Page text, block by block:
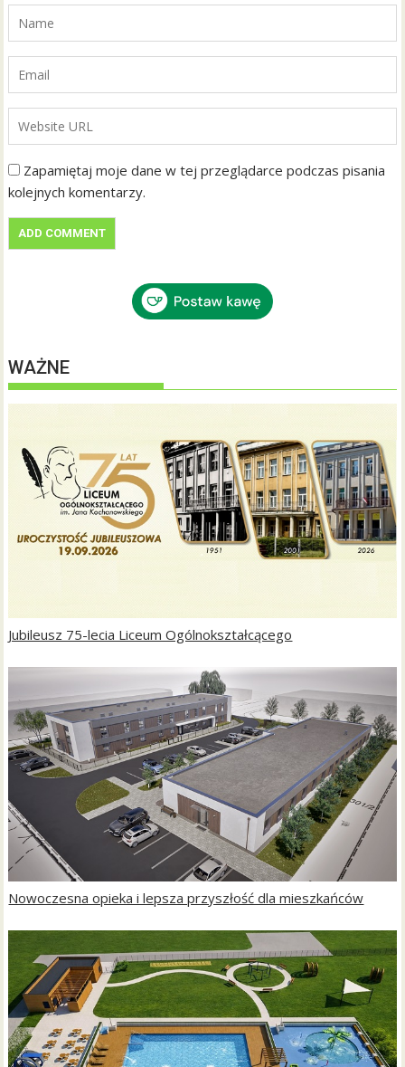
Zapamiętaj moje dane w tej przeglądarce podczas pisania
kolejnych komentarzy.
WAŻNE
Jubileusz 75-lecia Liceum Ogólnokształcącego
Nowoczesna opieka i lepsza przyszłość dla mieszkańców